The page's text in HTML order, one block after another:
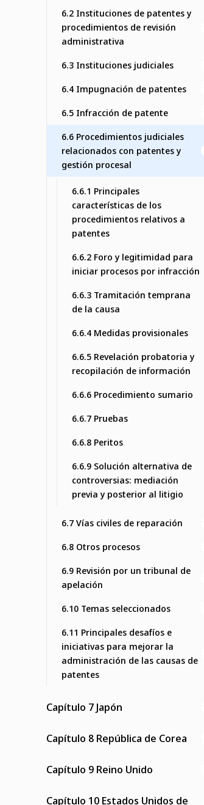
6.2 Instituciones de patentes y
procedimientos de revisión
administrativa
6.3 Instituciones judiciales
6.4 Impugnación de patentes
6.5 Infracción de patente
6.6 Procedimientos judiciales
relacionados con patentes y
gestión procesal
6.6.1 Principales
características de los
procedimientos relativos a
patentes
6.6.2 Foro y legitimidad para
iniciar procesos por infracción
6.6.3 Tramitación temprana
de la causa
6.6.4 Medidas provisionales
6.6.5 Revelación probatoria y
recopilación de información
6.6.6 Procedimiento sumario
6.6.7 Pruebas
6.6.8 Peritos
6.6.9 Solución alternativa de
controversias: mediación
previa y posterior al litigio
6.7 Vías civiles de reparación
6.8 Otros procesos
6.9 Revisión por un tribunal de
apelación
6.10 Temas seleccionados
6.11 Principales desafíos e
iniciativas para mejorar la
administración de las causas de
patentes
Capítulo 7 Japón
Capítulo 8 República de Corea
Capítulo 9 Reino Unido
Capítulo 10 Estados Unidos de